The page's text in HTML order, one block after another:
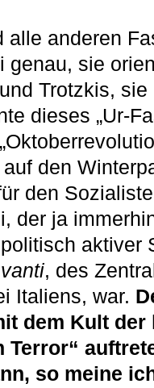
alle anderen
genau, sie
Trotzkis,
dieses „Ur-
den
den
der ja
aktiver
, des
Italiens, war.
dem Kult der
Terror“
so meine